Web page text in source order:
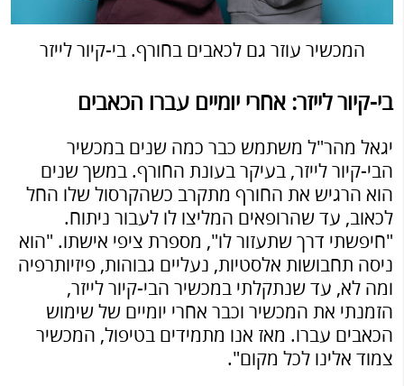
המכשיר עוזר גם לכאבים בחורף. בי-קיור לייזר
בי-קיור לייזר: אחרי יומיים עברו הכאבים
יגאל מהר"ל משתמש כבר כמה שנים במכשיר
הבי-קיור לייזר, בעיקר בעונת החורף. במשך שנים
הוא הרגיש את החורף מתקרב כשהקרסול שלו החל
לכאוב, עד שהרופאים המליצו לו לעבור ניתוח.
"חיפשתי דרך שתעזור לו", מספרת ציפי אישתו. "הוא
ניסה תחבושות אלסטיות, נעליים גבוהות, פיזיותרפיה
ומה לא, עד שנתקלתי במכשיר הבי-קיור לייזר,
הזמנתי את המכשיר וכבר אחרי יומיים של שימוש
הכאבים עברו. מאז אנו מתמידים בטיפול, המכשיר
צמוד אלינו לכל מקום".